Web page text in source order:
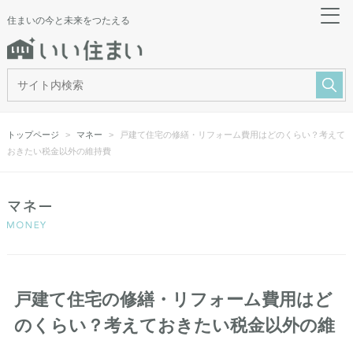
住まいの今と未来をつたえる
トップページ マネー
戸建て住宅の修繕・リフォーム費用はどのくらい？考えて
おきたい税金以外の維持費
戸建て住宅の修繕・リフォーム費用はど
のくらい？考えておきたい税金以外の維